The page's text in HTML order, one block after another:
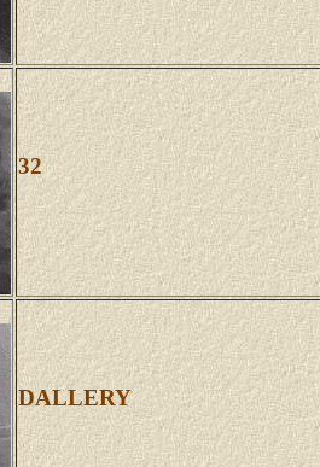
32
DALLERY